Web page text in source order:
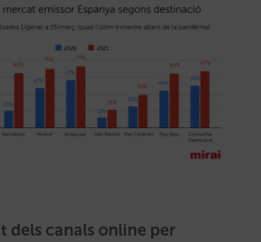
dels canals online per